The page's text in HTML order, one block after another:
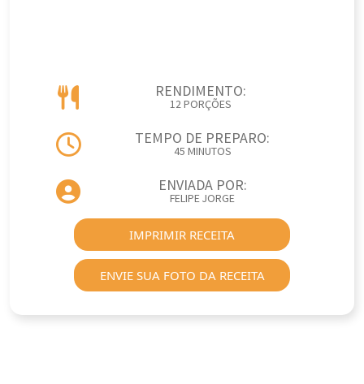
RENDIMENTO:
12 PORÇÕES
TEMPO DE PREPARO:
45 MINUTOS
ENVIADA POR:
FELIPE JORGE
IMPRIMIR RECEITA
ENVIE SUA FOTO DA RECEITA